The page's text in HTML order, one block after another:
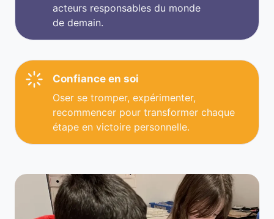
acteurs responsables du monde
de demain.
Confiance en soi
Oser se tromper, expérimenter,
recommencer pour transformer chaque
étape en victoire personnelle.